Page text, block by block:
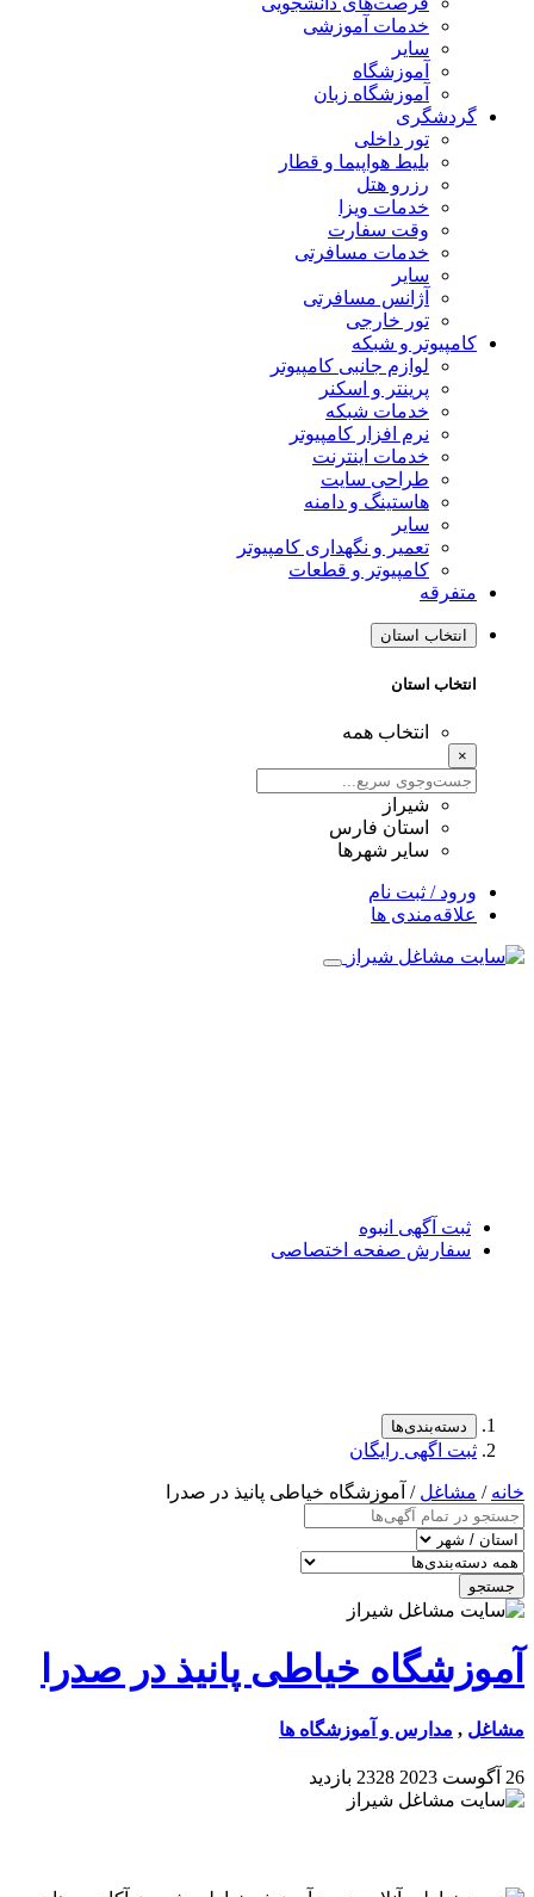
خدمات آموزشی
سایر
آموزشگاه
آموزشگاه زبان
گردشگری
تور داخلی
بلیط هواپیما و قطار
رزرو هتل
خدمات ویزا
وقت سفارت
خدمات مسافرتی
سایر
آژانس مسافرتی
تور خارجی
کامپیوتر و شبکه
لوازم جانبی کامپیوتر
پرینتر و اسکنر
خدمات شبکه
نرم افزار کامپیوتر
خدمات اینترنت
طراحی سایت
هاستینگ و دامنه
سایر
تعمیر و نگهداری کامپیوتر
کامپیوتر و قطعات
متفرقه
انتخاب استان
انتخاب استان
انتخاب همه
×
شیراز
استان فارس
سایر شهرها
ورود / ثبت نام
علاقه‌مندی ها
ثبت آگهی انبوه
سفارش صفحه اختصاصی
دسته‌بندی‌ها
ثبت اگهی رایگان
خانه / مشاغل / آموزشگاه خیاطی پانیذ در صدرا
جستجو
آموزشگاه خیاطی پانیذ در صدرا
مشاغل , مدارس و آموزشگاه ها
26 آگوست 2023 2328 بازدید